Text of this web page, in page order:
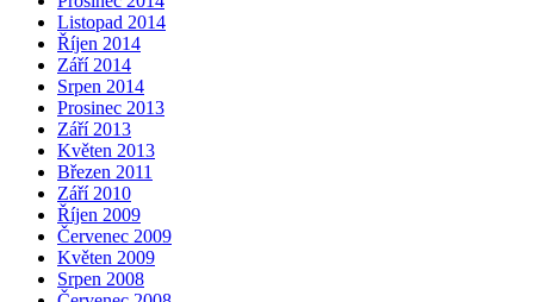
Listopad 2014
Říjen 2014
Září 2014
Srpen 2014
Prosinec 2013
Září 2013
Květen 2013
Březen 2011
Září 2010
Říjen 2009
Červenec 2009
Květen 2009
Srpen 2008